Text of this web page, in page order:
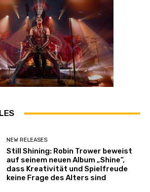
NEW RELEASES
Still Shining: Robin Trower beweist
auf seinem neuen Album „Shine“,
dass Kreativität und Spielfreude
keine Frage des Alters sind